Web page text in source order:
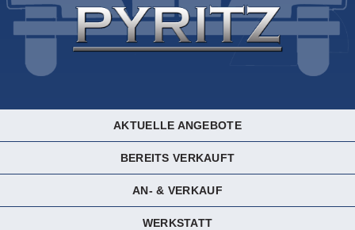
AKTUELLE ANGEBOTE
BEREITS VERKAUFT
AN- & VERKAUF
WERKSTATT